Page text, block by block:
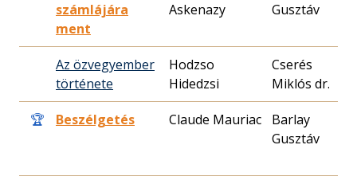
számlájára
ment
Askenazy
Gusztáv
Az özvegyember
története
Hodzso
Hidedzsi
Cserés
Miklós dr.
🏆 Beszélgetés Claude Mauriac
Barlay
Gusztáv